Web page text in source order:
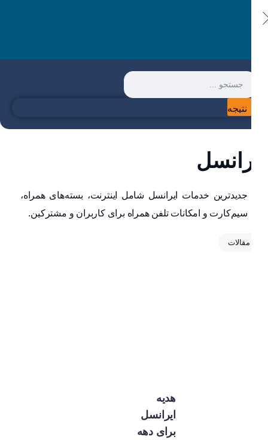
نتیجه
جدیدترین خدمات ایرانسل شامل اینترنت، بسته‌های همراه،
سیم‌کارت و امکانات تلفن همراه برای کاربران و مشترکین.
هدیه
ایرانسل
برای دهه